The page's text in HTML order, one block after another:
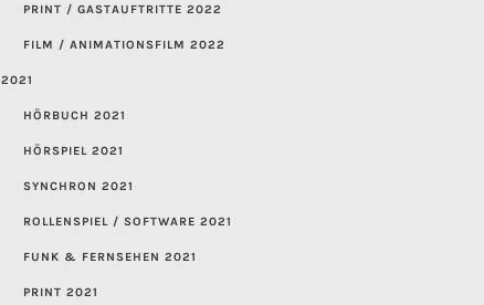
PRINT / GASTAUFTRITTE 2022
FILM / ANIMATIONSFILM 2022
2021
HÖRBUCH 2021
HÖRSPIEL 2021
SYNCHRON 2021
ROLLENSPIEL / SOFTWARE 2021
FUNK & FERNSEHEN 2021
PRINT 2021